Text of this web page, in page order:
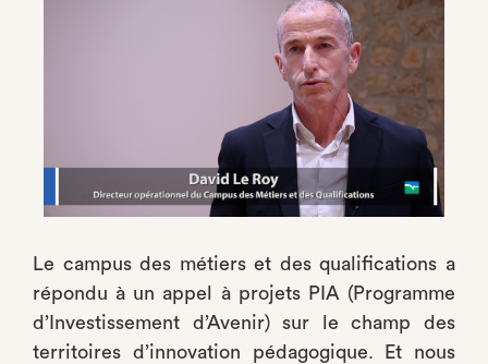
Le campus des métiers et des qualifications a
répondu à un appel à projets PIA (Programme
d’Investissement d’Avenir) sur le champ des
territoires d’innovation pédagogique. Et nous